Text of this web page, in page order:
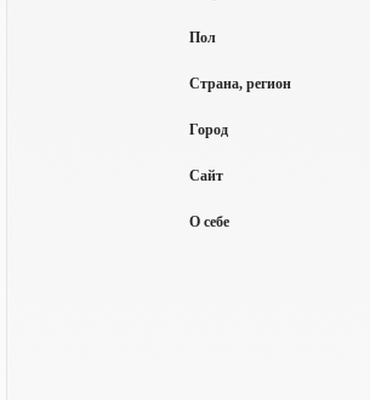
Пол
Страна, регион
Город
Сайт
О себе